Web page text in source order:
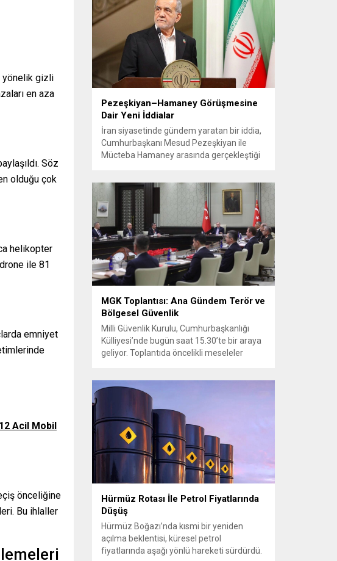
yönelik gizli
en aza
Söz
olduğu çok
helikopter
ile 81
emniyet
Acil Mobil
önceliğine
Bu ihlaller
şekillendiren düzenlemeler arasında
2008’de kapalı alanlarda sigara yasağı,
2013’te araç içi yasak ve 2019’da düz
paket uygulamasına geçiş sayılabilir....
Pezeşkiyan–Hamaney Görüşmesine
Dair Yeni İddialar
İran siyasetinde gündem yaratan bir iddia,
Cumhurbaşkanı Mesud Pezeşkiyan ile
Mücteba Hamaney arasında gerçekleştiği
buluşmanın uzun diplomatik çabalar
sonucu ve olağan protokollerin dışında
yapıldığını ileri sürdü. Habere göre görüşme
için uzun süre izin beklenmiş; izin
verildikten sonra da etkinliğin resmi...
MGK Toplantısı: Ana Gündem Terör ve
Bölgesel Güvenlik
Milli Güvenlik Kurulu, Cumhurbaşkanlığı
Külliyesi’nde bugün saat 15.30’te bir araya
geliyor. Toplantıda öncelikli meseleler
Terörsüz Türkiye Kanun Teklifi
çerçevesinde, örgütün silah bırakma
sürecinin mevcut durumu ve istihbarat
raporları detaylı şekilde değerlendirilecek.
Ayrıca, yürütülen operasyonlar ve
koordinasyon mekanizmaları masada
olacak....
Hürmüz Rotası İle Petrol Fiyatlarında
Düşüş
Hürmüz Boğazı’nda kısmi bir yeniden
açılma beklentisi, küresel petrol
fiyatlarında aşağı yönlü hareketi sürdürdü.